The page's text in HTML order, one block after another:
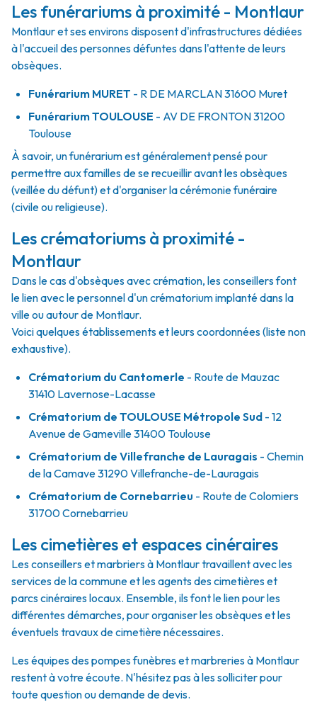
Les funérariums à proximité - Montlaur
Montlaur et ses environs disposent d'infrastructures dédiées
à l'accueil des personnes défuntes dans l'attente de leurs
obsèques.
Funérarium MURET - R DE MARCLAN31600 Muret
FunérariumTOULOUSE - AV DE FRONTON31200
Toulouse
À savoir, un funérarium est généralement pensé pour
permettre aux familles de se recueillir avant les obsèques
(veillée du défunt) et d'organiser la cérémonie funéraire
(civile ou religieuse).
Les crématoriums à proximité -
Montlaur
Dans le cas d'obsèques avec crémation, les conseillers font
le lien avec le personnel d'un crématorium implanté dans la
ville ou autour de Montlaur.
Voici quelques établissements et leurs coordonnées (liste non
exhaustive).
Crématorium du Cantomerle - Route de Mauzac
31410 Lavernose-Lacasse
Crématorium de TOULOUSE Métropole Sud - 12
Avenue de Gameville 31400 Toulouse
Crématorium de Villefranche de Lauragais - Chemin
de la Camave 31290 Villefranche-de-Lauragais
Crématorium de Cornebarrieu - Route de Colomiers
31700 Cornebarrieu
Les cimetières et espaces cinéraires
Les conseillers et marbriers à Montlaur travaillent avec les
services de la commune et les agents des cimetières et
parcs cinéraires locaux. Ensemble, ils font le lien pour les
différentes démarches, pour organiser les obsèques et les
éventuels travaux de cimetière nécessaires.
Les équipes des pompes funèbres et marbreries à Montlaur
restent à votre écoute. N'hésitez pas à les solliciter pour
toute question ou demande de devis.